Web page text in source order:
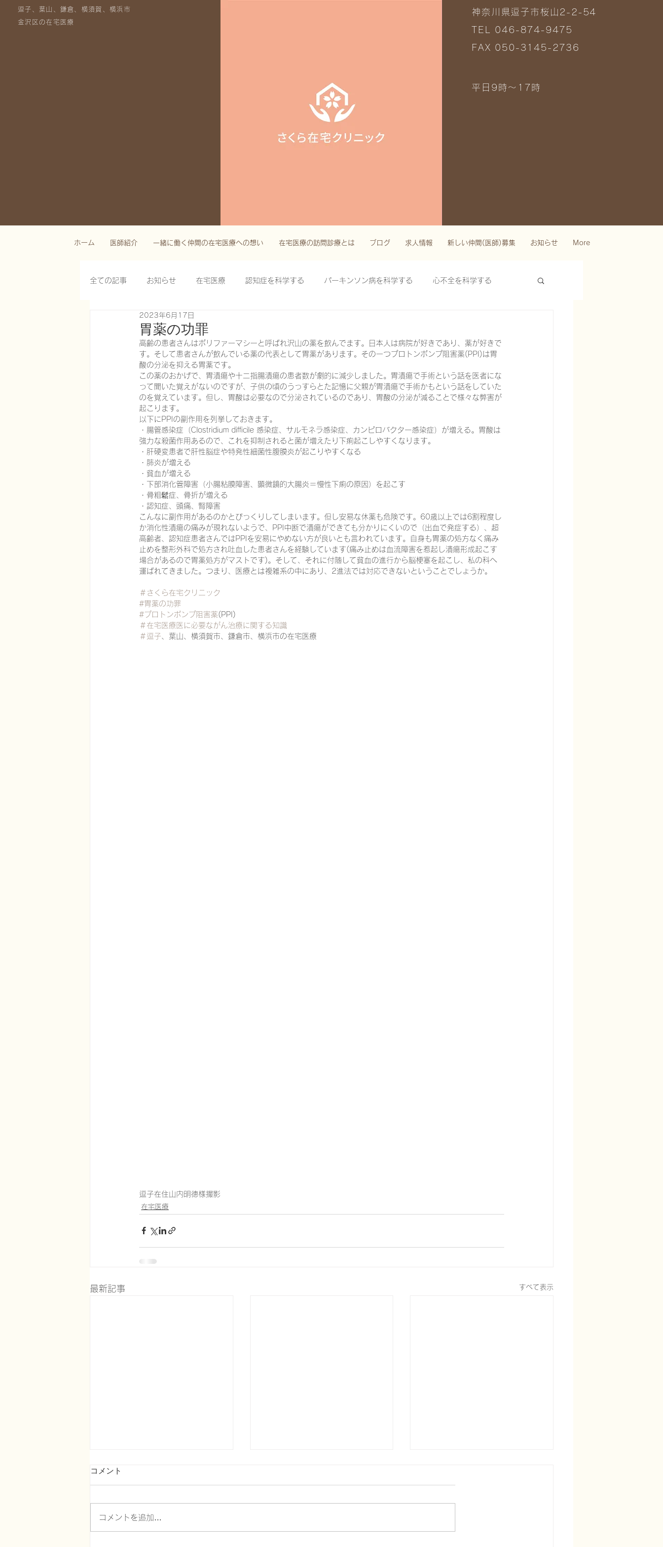
逗子、葉山、鎌倉、横須賀、横浜市
金沢区の在宅医療
神奈川県逗子市桜山2-2-54
TEL 046-874-9475
FAX 050-3145-2736
平日9時～17時
ホーム 医師紹介 一緒に働く仲間の在宅医療への想い 在宅医療の訪問診療とは ブログ 求人情報 新しい仲間(医師)募集 お知らせ More
全ての記事 お知らせ 在宅医療 認知症を科学する パーキンソン病を科学する 心不全を科学する
栄養管理を科学する
がん緩和ケア医療を科学する 鬱滞性皮膚炎・潰瘍を科学する 失禁関連皮膚炎を科学する
慢性難治性疼痛に対する脊髄刺激療法を科学する 脊髄刺激療法を科学する ハイドロリリースを科学する
在宅医療におけるエコーを科学する 創傷ケア(スキン テア、褥瘡、下肢潰瘍)を科学する
在宅医療における認知症治療
エビデンスに基づく健康情報 攻めの栄養療法を科学する 誤嚥性肺炎を科学する 在宅酸素療法を科学する
認知症について家族へ向けて 認知症の羅針盤 認知症は治せるか～認知症治療の羅針盤
神経障害性疼痛疼痛を科学する
胃薬の功罪
2023年6月17日
高齢の患者さんはポリファーマシーと呼ばれ沢山の薬を飲んでます。日本人は病院が好きであり、薬が好きで
す。そして患者さんが飲んでいる薬の代表として胃薬があります。その一つプロトンポンプ阻害薬(PPI)は胃
酸の分泌を抑える胃薬です。
この薬のおかげで、胃潰瘍や十二指腸潰瘍の患者数が劇的に減少しました。胃潰瘍で手術という話を医者にな
って聞いた覚えがないのですが、子供の頃のうっすらとた記憶に父親が胃潰瘍で手術かもという話をしていた
のを覚えています。但し、胃酸は必要なので分泌されているのであり、胃酸の分泌が減ることで様々な弊害が
起こります。
以下にPPIの副作用を列挙しておきます。
・腸管感染症（Clostridium difficile 感染症、サルモネラ感染症、カンピロバクター感染症）が増える。胃酸は
強力な殺菌作用あるので、これを抑制されると菌が増えたり下痢起こしやすくなります。
・肝硬変患者で肝性脳症や特発性細菌性腹膜炎が起こりやすくなる
・肺炎が増える
・貧血が増える
・下部消化管障害（小腸粘膜障害、顕微鏡的大腸炎＝慢性下痢の原因）を起こす
・骨粗鬆症、骨折が増える
・認知症、頭痛、腎障害
こんなに副作用があるのかとびっくりしてしまいます。但し安易な休薬も危険です。60歳以上では6割程度し
か消化性潰瘍の痛みが現れないようで、PPI中断で潰瘍ができても分かりにくいので（出血で発症する）、超
高齢者、認知症患者さんではPPIを安易にやめない方が良いとも言われています。自身も胃薬の処方なく痛み
止めを整形外科で処方され吐血した患者さんを経験しています(痛み止めは血流障害を惹起し潰瘍形成起こす
場合があるので胃薬処方がマストです)。そして、それに付随して貧血の進行から脳梗塞を起こし、私の科へ
運ばれてきました。つまり、医療とは複雑系の中にあり、2進法では対応できないということでしょうか。
＃さくら在宅クリニック
#胃薬の功罪
#プロトンポンプ阻害薬(PPI)
＃在宅医療医に必要ながん治療に関する知識
＃逗子、葉山、横須賀市、鎌倉市、横浜市の在宅医療
逗子在住山内明徳様撮影
在宅医療
最新記事 すべて表示
コメント
コメントを追加…